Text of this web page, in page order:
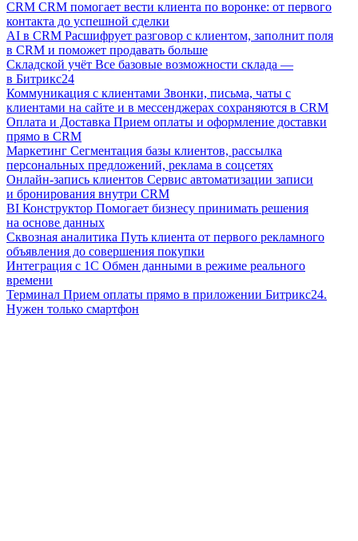
CRM CRM помогает вести клиента по воронке: от первого
контакта до успешной сделки
AI в CRM Расшифрует разговор с клиентом, заполнит поля
в CRM и поможет продавать больше
Складской учёт Все базовые возможности склада —
в Битрикс24
Коммуникация с клиентами Звонки, письма, чаты с
клиентами на сайте и в мессенджерах сохраняются в CRM
Оплата и Доставка Прием оплаты и оформление доставки
прямо в CRM
Маркетинг Сегментация базы клиентов, рассылка
персональных предложений, реклама в соцсетях
Онлайн-запись клиентов Сервис автоматизации записи
и бронирования внутри CRM
BI Конструктор Помогает бизнесу принимать решения
на основе данных
Сквозная аналитика Путь клиента от первого рекламного
объявления до совершения покупки
Интеграция с 1С Обмен данными в режиме реального
времени
Терминал Прием оплаты прямо в приложении Битрикс24.
Нужен только смартфон